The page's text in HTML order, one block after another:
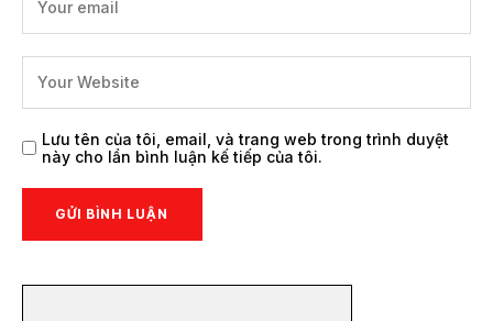
Lưu tên của tôi, email, và trang web trong trình duyệt
này cho lần bình luận kế tiếp của tôi.